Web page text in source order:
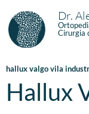
Dr.
Cirurgia
hallux valgo vila
Hallux